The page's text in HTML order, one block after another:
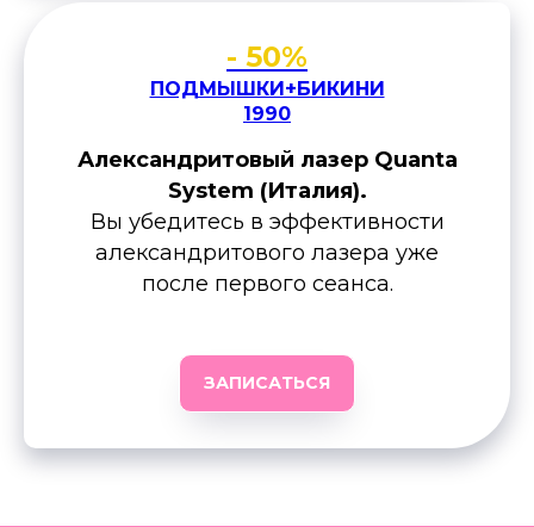
- 50%
ПОДМЫШКИ+БИКИНИ
1990
Александритовый лазер Quanta
System (Италия).
Вы убедитесь в эффективности
александритового лазера уже
после первого сеанса.
ЗАПИСАТЬСЯ